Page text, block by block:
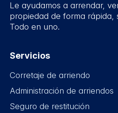
Le ayudamos a arrendar,
propiedad de forma rápida,
Todo en uno.
Servicios
Corretaje de arriendo
Administración de arriendos
Seguro de restitución